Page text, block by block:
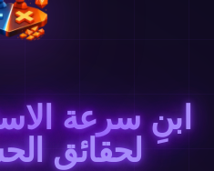
ابنِ سرعة
لحقائق